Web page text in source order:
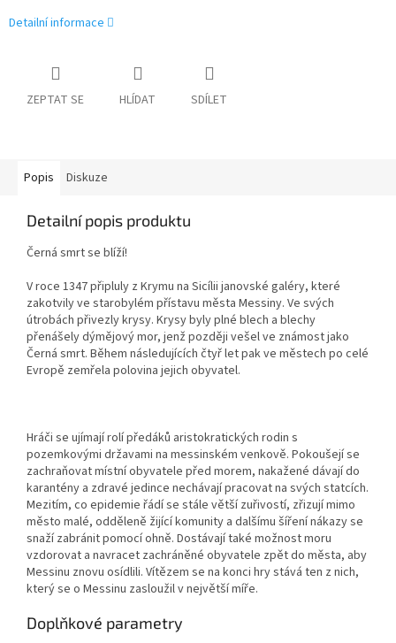
Detailní informace
ZEPTAT SE HLÍDAT SDÍLET
Popis Diskuze
Detailní popis produktu
Černá smrt se blíží!
V roce 1347 připluly z Krymu na Sicílii janovské galéry, které
zakotvily ve starobylém přístavu města Messiny. Ve svých
útrobách přivezly krysy. Krysy byly plné blech a blechy
přenášely dýmějový mor, jenž později vešel ve známost jako
Černá smrt. Během následujících čtyř let pak ve městech po celé
Evropě zemřela polovina jejich obyvatel.
Hráči se ujímají rolí předáků aristokratických rodin s
pozemkovými državami na messinském venkově. Pokoušejí se
zachraňovat místní obyvatele před morem, nakažené dávají do
karantény a zdravé jedince nechávají pracovat na svých statcích.
Mezitím, co epidemie řádí se stále větší zuřivostí, zřizují mimo
město malé, odděleně žijící komunity a dalšímu šíření nákazy se
snaží zabránit pomocí ohně. Dostávají také možnost moru
vzdorovat a navracet zachráněné obyvatele zpět do města, aby
Messinu znovu osídlili. Vítězem se na konci hry stává ten z nich,
který se o Messinu zasloužil v největší míře.
Doplňkové parametry